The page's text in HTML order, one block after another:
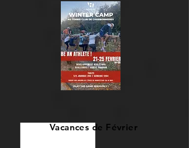
Vacances de Février